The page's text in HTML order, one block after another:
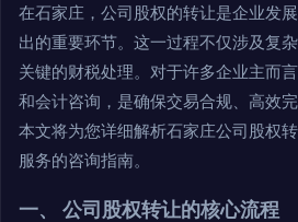
在石家庄，公司股权的转让是企业发
出的重要环节。这一过程不仅涉及复
关键的财税处理。对于许多企业主而
和会计咨询，是确保交易合规、高效
本文将为您详细解析石家庄公司股权
服务的咨询指南。
一、 公司股权转让的核心流程